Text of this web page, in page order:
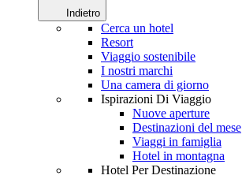
Indietro
Cerca un hotel
Resort
Viaggio sostenibile
I nostri marchi
Una camera di giorno
Ispirazioni Di Viaggio
Nuove aperture
Destinazioni del mese
Viaggi in famiglia
Hotel in montagna
Hotel Per Destinazione